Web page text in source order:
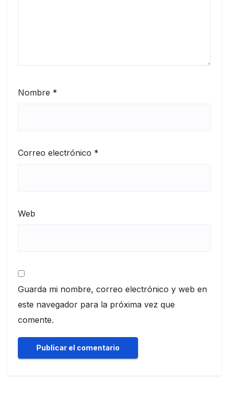
Nombre *
Correo electrónico *
Web
Guarda mi nombre, correo electrónico y web en
este navegador para la próxima vez que
comente.